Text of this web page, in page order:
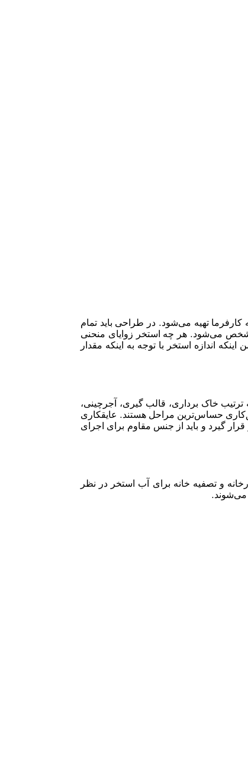
تهیه می‌شود. در طراحی باید تمام
می‌شود. هر چه استخر زوایای منحنی
اندازه استخر با توجه به اینکه مقدار
خاک برداری، قالب گیری، آجرچینی،
حساس‌ترین مراحل هستند. عایقکاری
قرار گیرد و باید از جنس مقاوم برای اجرای
و تصفیه خانه برای آب استخر در نظر
می‌شوند.